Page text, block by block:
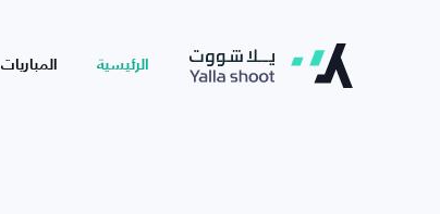
الرئيسية المباريات